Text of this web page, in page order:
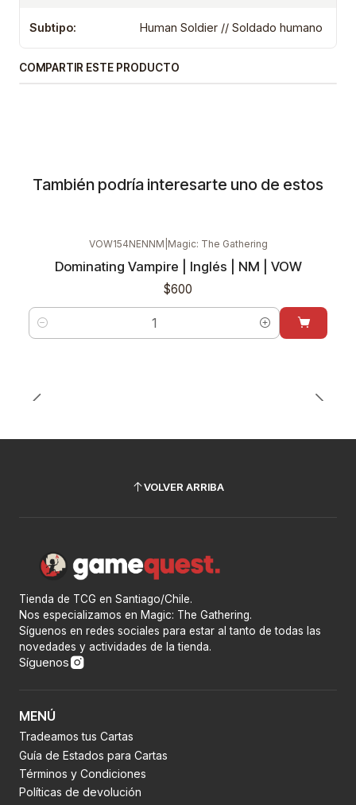
Subtipo: Human Soldier // Soldado humano
COMPARTIR ESTE PRODUCTO
También podría interesarte uno de estos
VOW154NENNM Magic: The Gathering
Dominating Vampire | Inglés | NM | VOW
$600
Cantidad
VOLVER ARRIBA
Tienda de TCG en Santiago/Chile.
Nos especializamos en Magic: The Gathering.
Síguenos en redes sociales para estar al tanto de todas las
novedades y actividades de la tienda.
Síguenos
MENÚ
Tradeamos tus Cartas
Guía de Estados para Cartas
Términos y Condiciones
Políticas de devolución